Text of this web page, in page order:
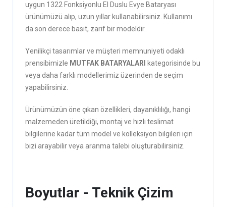
uygun 1322 Fonksiyonlu El Duslu Evye Bataryası
ürünümüzü alıp, uzun yıllar kullanabilirsiniz. Kullanımı
da son derece basit, zarif bir modeldir.
Yenilikçi tasarımlar ve müşteri memnuniyeti odaklı
prensibimizle MUTFAK BATARYALARI
kategorisinde bu
veya daha farklı modellerimiz üzerinden de seçim
yapabilirsiniz.
Ürünümüzün öne çıkan özellikleri, dayanıklılığı, hangi
malzemeden üretildiği, montaj ve hızlı teslimat
bilgilerine kadar tüm model ve kolleksiyon bilgileri için
bizi arayabilir veya aranma talebi oluşturabilirsiniz.
Boyutlar - Teknik Çizim